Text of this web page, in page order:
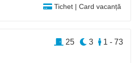
Tichet | Card vacanță
1 - 73
3
25